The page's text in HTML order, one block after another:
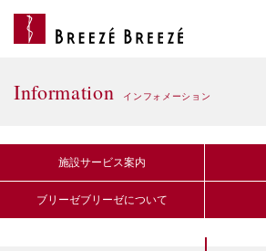
Information インフォメーション
施設サービス案内
ブリーゼブリーゼについて